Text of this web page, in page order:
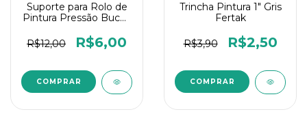
Suporte para Rolo de
Pintura Pressão Bucha
R$12,00
R$6,00
Trincha Pintura 1" Gris
Fertak
R$3,90 R$2,50